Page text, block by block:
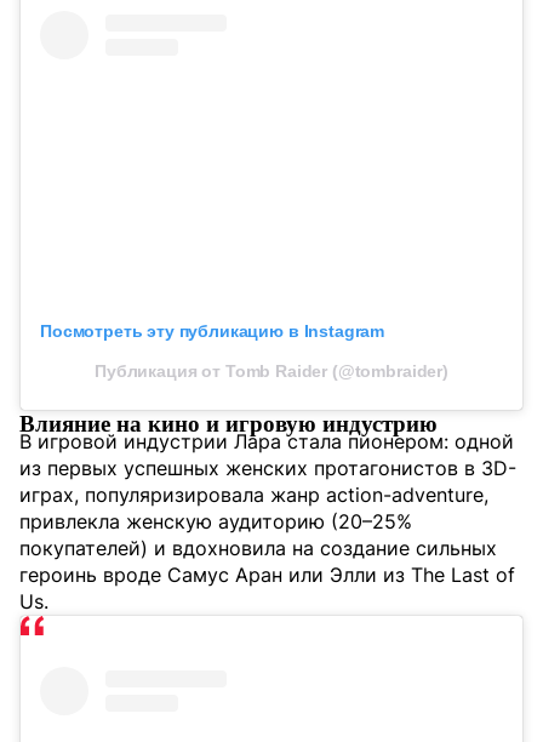
Посмотреть эту публикацию в Instagram
Публикация от Tomb Raider (@tombraider)
Влияние на кино и игровую индустрию
В игровой индустрии Лара стала пионером: одной
из первых успешных женских протагонистов в 3D-
играх, популяризировала жанр action-adventure,
привлекла женскую аудиторию (20–25%
покупателей) и вдохновила на создание сильных
героинь вроде Самус Аран или Элли из The Last of
Us.